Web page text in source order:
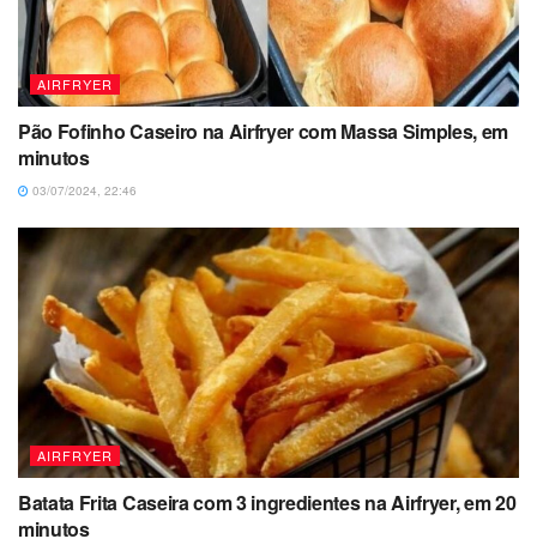
AIRFRYER
Pão Fofinho Caseiro na Airfryer com Massa Simples, em
minutos
03/07/2024, 22:46
AIRFRYER
Batata Frita Caseira com 3 ingredientes na Airfryer, em 20
minutos